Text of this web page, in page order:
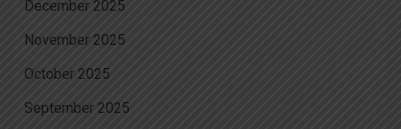
December 2025
November 2025
October 2025
September 2025